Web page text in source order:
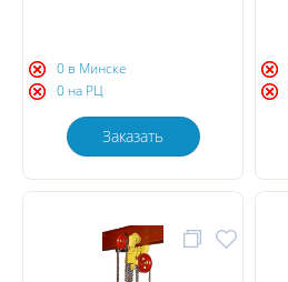
0 в Минске
0 на РЦ
Заказать